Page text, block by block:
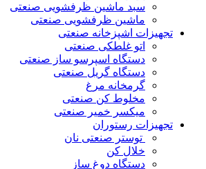
سبد ماشین ظرفشویی صنعتی
ماشین ظرفشویی صنعتی
تجهیزات اشپزخانه صنعتی
اتو غلطکی صنعتی
دستگاه اسپرسو ساز صنعتی
دستگاه گریل صنعتی
گرمخانه مرغ
مخلوط کن صنعتی
میکسر خمیر صنعتی
تجهیزات رستوران
توستر صنعتی نان
خلال کن
دستگاه دوغ ساز